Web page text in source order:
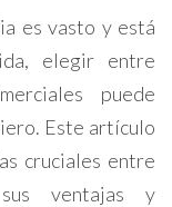
es vasto y está
elegir entre
puede
Este artículo
cruciales entre
ventajas y